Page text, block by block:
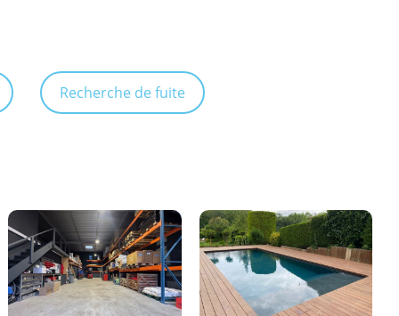
Recherche de fuite